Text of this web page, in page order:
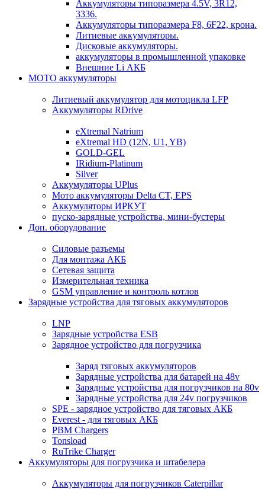
Аккумуляторы типоразмера 4.5V, 3R12,
3336.
Аккумуляторы типоразмера F8, 6F22, крона.
Литиевые аккумуляторы.
Дисковые аккумуляторы.
аккумуляторы в промышленной упаковке
Внешние Li АКБ
МОТО аккумуляторы
Литиевый аккумулятор для мотоцикла LFP
Аккумуляторы RDrive
eXtremal Natrium
eXtremal HD (12N, U1, YB)
GOLD-GEL
IRidium-Platinum
Silver
Аккумуляторы UPlus
Мото аккумуляторы Delta CT, EPS
Аккумуляторы ИРКУТ
пуско-зарядные устройства, мини-бустеры
Доп. оборудование
Силовые разъемы
Для монтажа АКБ
Сетевая защита
Измерительная техника
GSM управление и контроль котлов
Зарядные устройства для тяговых аккумуляторов
LNP
Зарядные устройства ESB
Зарядное устройство для погрузчика
Заряд тяговых аккумуляторов
Зарядные устройства для батарей на 48v
Зарядные устройства для погрузчиков на 80v
Зарядные устройства для 24v погрузчиков
SPE - зарядное устройство для тяговых АКБ
Everest - для тяговых АКБ
PBM Chargers
Tonsload
RuTrike Charger
Аккумуляторы для погрузчика и штабелера
Аккумуляторы для погрузчиков Caterpillar